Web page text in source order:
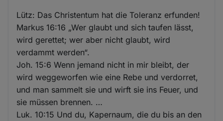
Lütz: Das Christentum hat die Toleranz erfunden!
Markus 16:16 „Wer glaubt und sich taufen lässt,
wird gerettet; wer aber nicht glaubt, wird
verdammt werden“.
Joh. 15:6 Wenn jemand nicht in mir bleibt, der
wird weggeworfen wie eine Rebe und verdorret,
und man sammelt sie und wirft sie ins Feuer, und
sie müssen brennen. …
Luk. 10:15 Und du, Kapernaum, die du bis an den